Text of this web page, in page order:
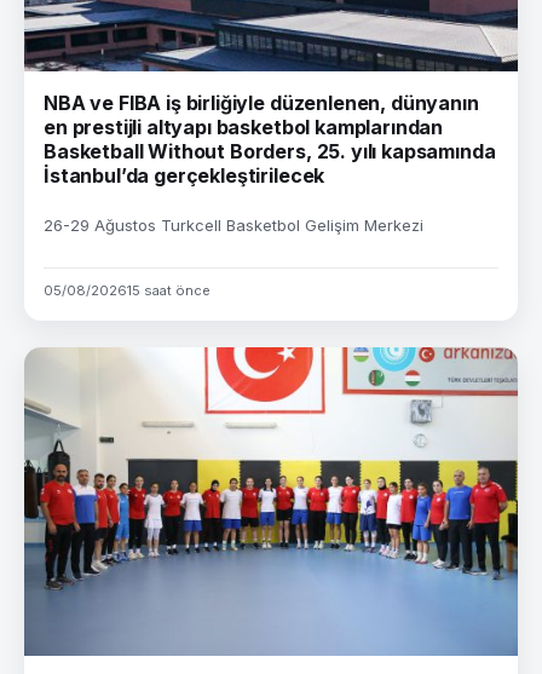
NBA ve FIBA iş birliğiyle düzenlenen, dünyanın
en prestijli altyapı basketbol kamplarından
Basketball Without Borders, 25. yılı kapsamında
İstanbul’da gerçekleştirilecek
26-29 Ağustos Turkcell Basketbol Gelişim Merkezi
05/08/202615 saat önce